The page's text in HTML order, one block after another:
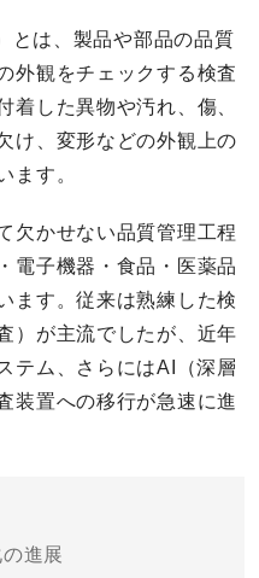
は、製品や部品の品質
外観をチェックする検査
着した異物や汚れ、傷、
け、変形などの外観上の
ます。
欠かせない品質管理工程
電子機器・食品・医薬品
ます。従来は熟練した検
）が主流でしたが、近年
テム、さらにはAI（深層
装置への移行が急速に進
進展